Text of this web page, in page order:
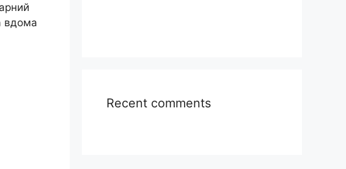
вдома
Recent comments